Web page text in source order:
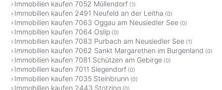
Immobilien kaufen 7052 Müllendorf (1)
Immobilien kaufen 2491 Neufeld an der Leitha (0)
Immobilien kaufen 7063 Oggau am Neusiedler See (0)
Immobilien kaufen 7064 Oslip (0)
Immobilien kaufen 7083 Purbach am Neusiedler See (1)
Immobilien kaufen 7062 Sankt Margarethen im Burgenland (0)
Immobilien kaufen 7081 Schützen am Gebirge (0)
Immobilien kaufen 7011 Siegendorf (0)
Immobilien kaufen 7035 Steinbrunn (0)
Immobilien kaufen 2443 Stotzing (0)